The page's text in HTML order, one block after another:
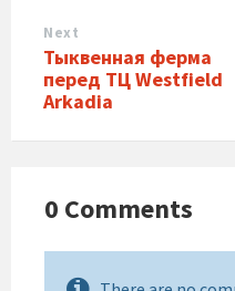
Next
Тыквенная ферма
перед ТЦ Westfield
Arkadia
0 Comments